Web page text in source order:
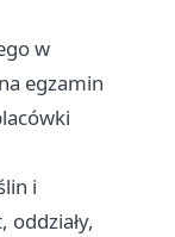
w
egzamin
i